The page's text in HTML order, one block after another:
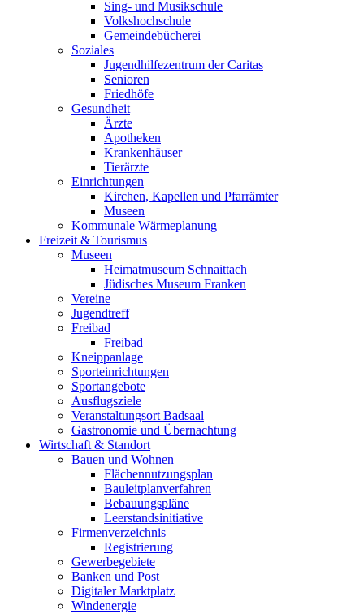
Sing- und Musikschule
Volkshochschule
Gemeindebücherei
Soziales
Jugendhilfezentrum der Caritas
Senioren
Friedhöfe
Gesundheit
Ärzte
Apotheken
Krankenhäuser
Tierärzte
Einrichtungen
Kirchen, Kapellen und Pfarrämter
Museen
Kommunale Wärmeplanung
Freizeit & Tourismus
Museen
Heimatmuseum Schnaittach
Jüdisches Museum Franken
Vereine
Jugendtreff
Freibad
Freibad
Kneippanlage
Sporteinrichtungen
Sportangebote
Ausflugsziele
Veranstaltungsort Badsaal
Gastronomie und Übernachtung
Wirtschaft & Standort
Bauen und Wohnen
Flächennutzungsplan
Bauleitplanverfahren
Bebauungspläne
Leerstandsinitiative
Firmenverzeichnis
Registrierung
Gewerbegebiete
Banken und Post
Digitaler Marktplatz
Windenergie